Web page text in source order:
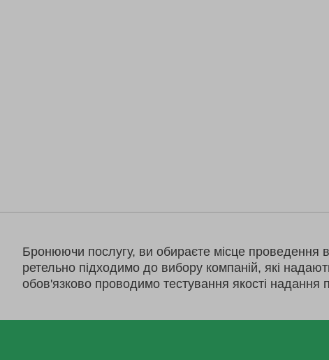
Бронюючи послугу, ви обираєте місце проведення
ретельно підходимо до вибору компаній, які
обов'язково проводимо тестування якості надання